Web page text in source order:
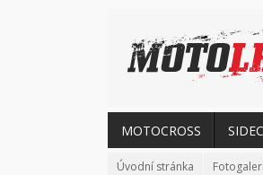
MOTOCROSS
Úvodní stránka